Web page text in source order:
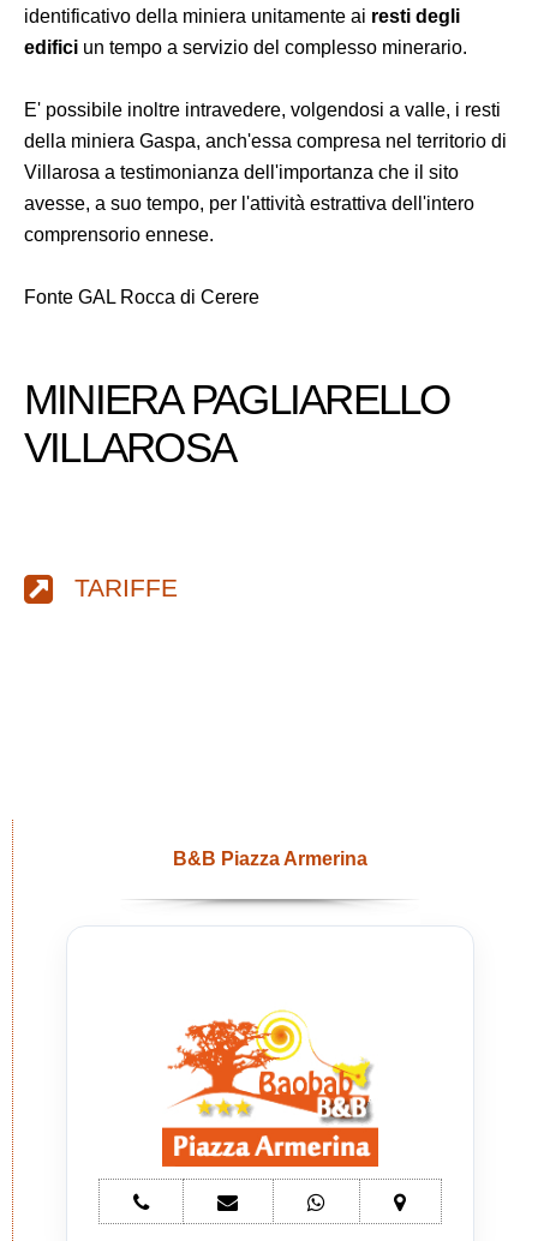
identificativo della miniera unitamente ai resti degli
edifici un tempo a servizio del complesso minerario.
E' possibile inoltre intravedere, volgendosi a valle, i resti
della miniera Gaspa, anch'essa compresa nel territorio di
Villarosa a testimonianza dell'importanza che il sito
avesse, a suo tempo, per l'attività estrattiva dell'intero
comprensorio ennese.
Fonte GAL Rocca di Cerere
MINIERA PAGLIARELLO
VILLAROSA
TARIFFE
B&B Piazza Armerina
telefono
Bed
e-
mail
whatsapp
Bed
mappa
Bed